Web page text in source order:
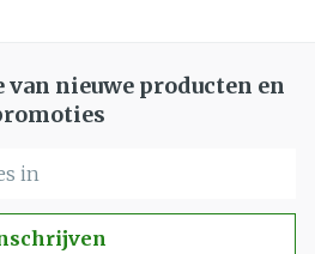
nieuwe producten en